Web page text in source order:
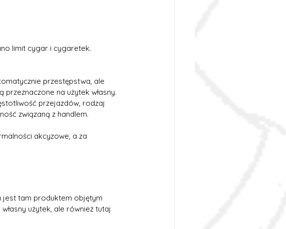
limit cygar i cygaretek.
przestępstwa, ale
na użytek własny.
przejazdów, rodzaj
związaną z handlem.
akcyzowe, a za
jest tam produktem objętym
użytek, ale również tutaj